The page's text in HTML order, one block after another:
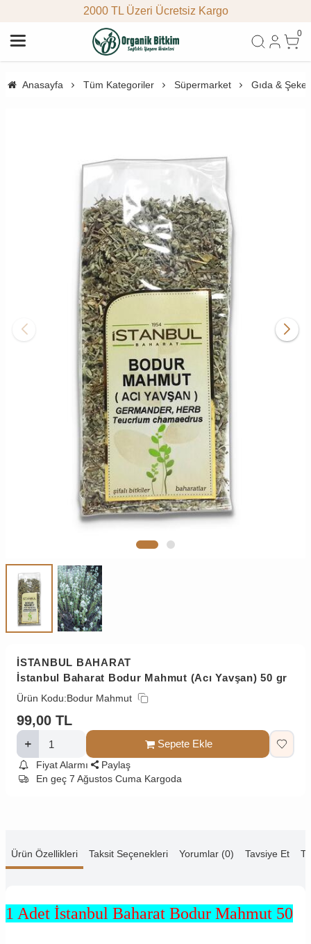
2000 TL Üzeri Ücretsiz Kargo
0
Anasayfa Tüm Kategoriler Süpermarket Gıda &
İSTANBUL BAHARAT
İstanbul Baharat Bodur Mahmut (Acı Yavşan) 50 gr
Ürün Kodu:Bodur Mahmut
99,00 TL
Sepete Ekle
Fiyat Alarmı
Paylaş
En geç 7 Ağustos Cuma Kargoda
Ürün Özellikleri Taksit Seçenekleri Yorumlar (0) Tavsiye Et
1 Adet İstanbul Baharat Bodur Mahmut 50